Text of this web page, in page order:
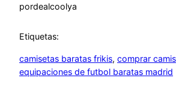
pordealcoolya
Etiquetas:
camisetas baratas frikis, comprar
equipaciones de futbol baratas madrid